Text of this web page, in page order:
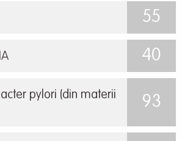
55
40
pylori (din materii
93